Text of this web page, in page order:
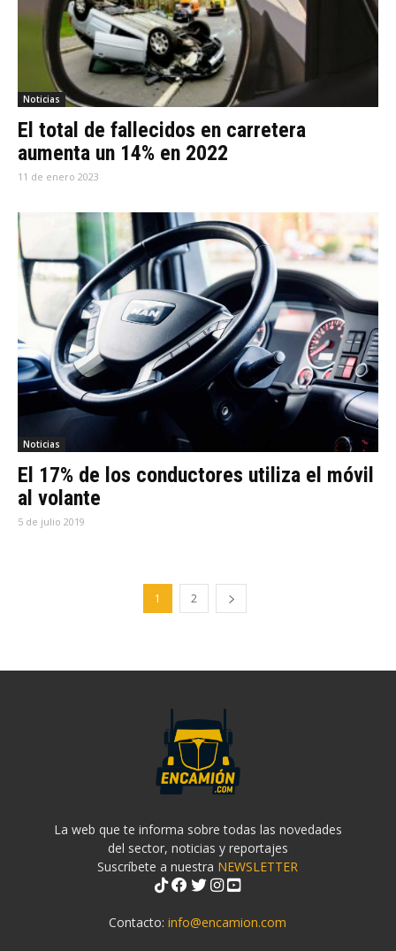
Noticias
El total de fallecidos en carretera
aumenta un 14% en 2022
11 de enero 2023
Noticias
El 17% de los conductores utiliza el móvil
al volante
5 de julio 2019
1 2
La web que te informa sobre todas las novedades
del sector, noticias y reportajes
Suscríbete a nuestra NEWSLETTER
Contacto:info@encamion.com